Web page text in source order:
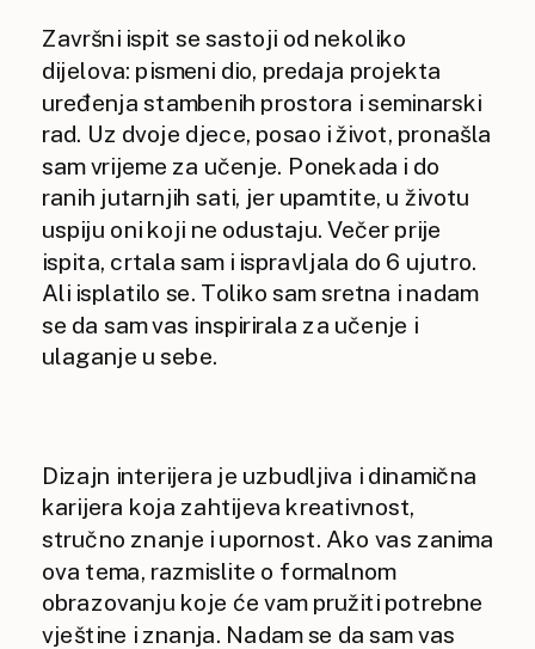
Završni ispit se sastoji od nekoliko
dijelova: pismeni dio, predaja projekta
uređenja stambenih prostora i seminarski
rad. Uz dvoje djece, posao i život, pronašla
sam vrijeme za učenje. Ponekada i do
ranih jutarnjih sati, jer upamtite, u životu
uspiju oni koji ne odustaju. Večer prije
ispita, crtala sam i ispravljala do 6 ujutro.
Ali isplatilo se. Toliko sam sretna i nadam
se da sam vas inspirirala za učenje i
ulaganje u sebe.
Dizajn interijera je uzbudljiva i dinamična
karijera koja zahtijeva kreativnost,
stručno znanje i upornost. Ako vas zanima
ova tema, razmislite o formalnom
obrazovanju koje će vam pružiti potrebne
vještine i znanja. Nadam se da sam vas